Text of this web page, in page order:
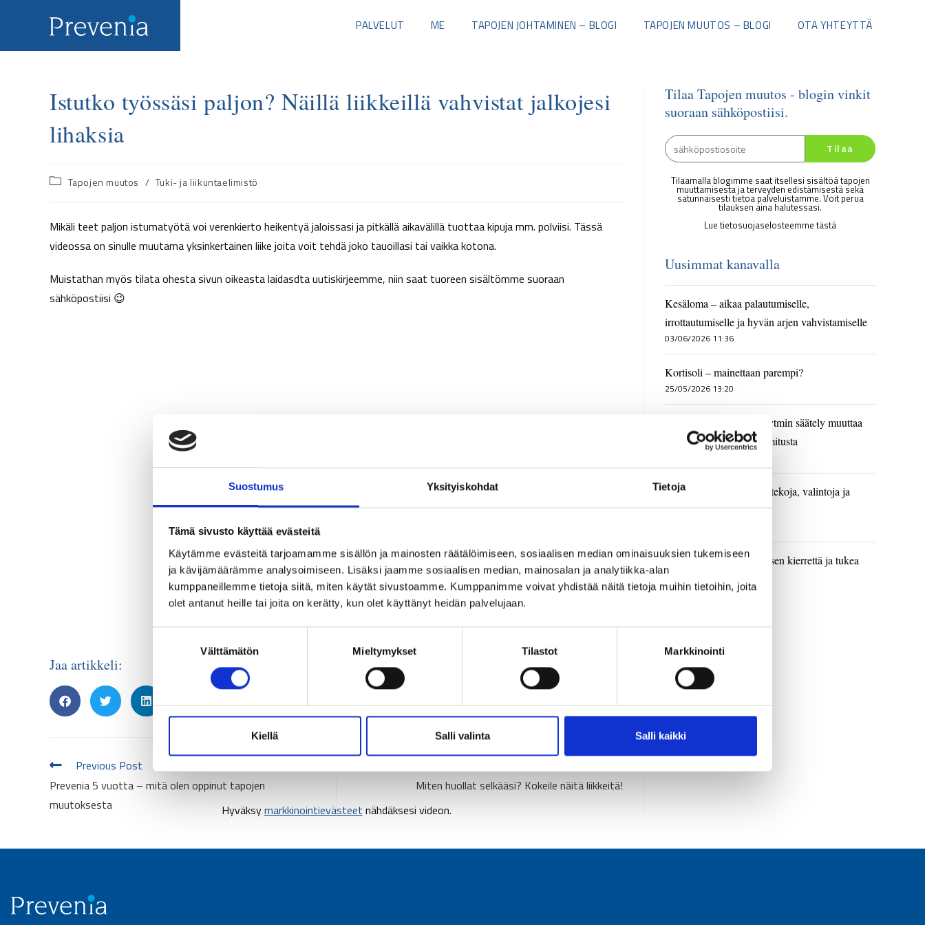
Suostumus Yksityiskohdat Tietoja
Tämä sivusto käyttää evästeitä
Käytämme evästeitä tarjoamamme sisällön ja mainosten räätälöimiseen, sosiaalisen median ominaisuuksien tukemiseen
ja kävijämäärämme analysoimiseen. Lisäksi jaamme sosiaalisen median, mainosalan ja analytiikka-alan
kumppaneillemme tietoja siitä, miten käytät sivustoamme. Kumppanimme voivat yhdistää näitä tietoja muihin tietoihin, joita
olet antanut heille tai joita on kerätty, kun olet käyttänyt heidän palvelujaan.
s
u
k
s
a
Välttämätön Mieltymykset Tilastot Markkinointi
Kiellä Salli valinta Salli kaikki
PALVELUT ME TAPOJEN JOHTAMINEN – BLOGI TAPOJEN MUUTOS – BLOGI OTA YHTEYTTÄ
Istutko työssäsi paljon? Näillä liikkeillä vahvistat jalkojesi
lihaksia
Tapojen muutos / Tuki- ja liikuntaelimistö
Mikäli teet paljon istumatyötä voi verenkierto heikentyä jaloissasi ja pitkällä aikavälillä tuottaa kipuja mm. polviisi. Tässä
videossa on sinulle muutama yksinkertainen liike joita voit tehdä joko tauoillasi tai vaikka kotona.
Muistathan myös tilata ohesta sivun oikeasta laidasdta uutiskirjeemme, niin saat tuoreen sisältömme suoraan
sähköpostiisi 😉
Hyväksymarkkinointievästeet nähdäksesi videon.
Jaa artikkeli:
Previous Post
Prevenia 5 vuotta – mitä olen oppinut tapojen
muutoksesta
Miten huollat selkääsi? Kokeile näitä liikkeitä!
Tilaa Tapojen muutos - blogin vinkit
suoraan sähköpostiisi.
Tilaa
Tilaamalla blogimme saat itsellesi sisältöä tapojen
muuttamisesta ja terveyden edistämisestä sekä
satunnaisesti tietoa palveluistamme. Voit perua
tilauksen aina halutessasi.
Lue tietosuojaselosteemme tästä
Uusimmat kanavalla
Kesäloma – aikaa palautumiselle,
irrottautumiselle ja hyvän arjen vahvistamiselle
03/06/2026 11:36
Kortisoli – mainettaan parempi?
25/05/2026 13:20
Paussin voima – miten rytmin säätely muuttaa
vuorovaikutusta ja kuormitusta
Parisuhde ja rakkaus on tekoja, valintoja ja
vuorovaikutusta
Miten hidastaa väsymyksen kierrettä ja tukea
muutosta
14/04/2026 13:23